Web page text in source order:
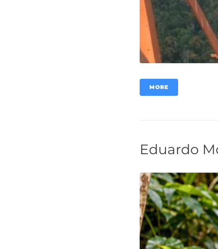
MORE
Eduardo